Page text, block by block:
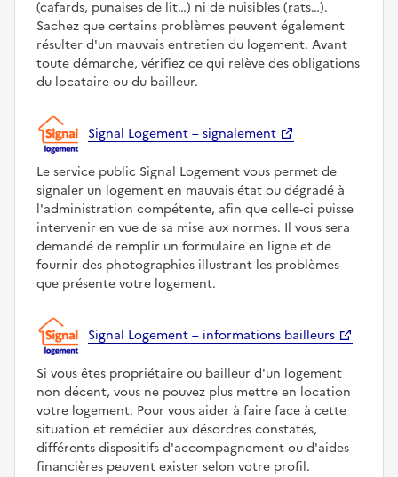
(cafards, punaises de lit…) ni de nuisibles (rats…).
Sachez que certains problèmes peuvent également
résulter d'un mauvais entretien du logement. Avant
toute démarche, vérifiez ce qui relève des obligations
du locataire ou du bailleur.
Signal Logement – signalement
Le service public Signal Logement vous permet de
signaler un logement en mauvais état ou dégradé à
l'administration compétente, afin que celle-ci puisse
intervenir en vue de sa mise aux normes. Il vous sera
demandé de remplir un formulaire en ligne et de
fournir des photographies illustrant les problèmes
que présente votre logement.
Signal Logement – informations bailleurs
Si vous êtes propriétaire ou bailleur d'un logement
non décent, vous ne pouvez plus mettre en location
votre logement. Pour vous aider à faire face à cette
situation et remédier aux désordres constatés,
différents dispositifs d'accompagnement ou d'aides
financières peuvent exister selon votre profil.